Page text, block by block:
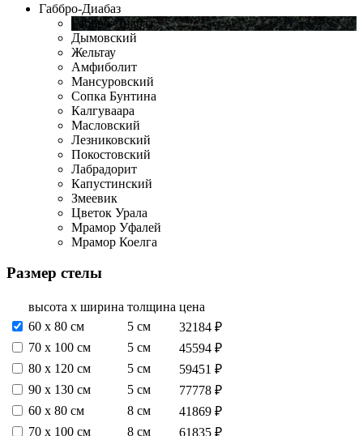
Габбро-Диабаз
Габбро-Диабаз
Дымовский
Жельтау
Амфиболит
Мансуровский
Сопка Бунтина
Калгуваара
Масловский
Лезниковский
Покостовский
Лабрадорит
Капустинский
Змеевик
Цветок Урала
Мрамор Уфалей
Мрамор Коелга
Размер стелы
высота х ширина толщина цена
60 х 80 см
5 см
32184 ₽
70 х 100 см
5 см
45594 ₽
80 х 120 см
5 см
59451 ₽
90 х 130 см
5 см
77778 ₽
60 х 80 см
8 см
41869 ₽
70 х 100 см
8 см
61835 ₽